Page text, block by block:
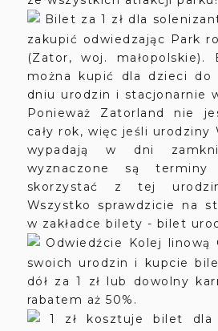
Bilet za 1 zł dla
zakupić odwiedzając Park
(Zator, woj. małopolskie).
można kupić dla dzieci do
dniu urodzin i stacjonarnie
Ponieważ Zatorland nie
cały rok, więc jeśli urodziny
wypadają w dni
wyznaczone są terminy
skorzystać z tej
Wszystko sprawdzicie na
w zakładce bilety - bilet
Odwiedźcie Kolej linową
swoich urodzin i kupcie
dół za 1 zł lub dowolny
rabatem aż 50%.
1 zł kosztuje bilet dla